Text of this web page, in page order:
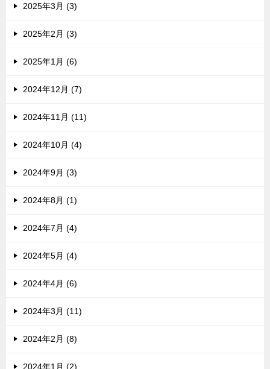
2025年3月 (3)
2025年2月 (3)
2025年1月 (6)
2024年12月 (7)
2024年11月 (11)
2024年10月 (4)
2024年9月 (3)
2024年8月 (1)
2024年7月 (4)
2024年5月 (4)
2024年4月 (6)
2024年3月 (11)
2024年2月 (8)
2024年1月 (2)